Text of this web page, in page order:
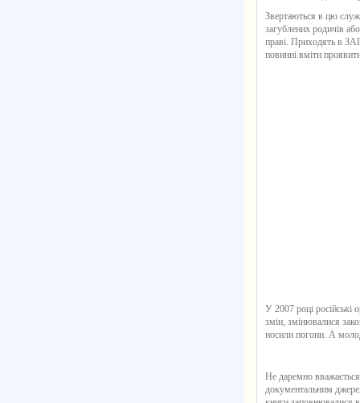
Звертаються в цю
загублених родичів
праві. Приходять в
повинні вміти
У 2007 році російські
змін, змінювалися
носили погони. А
Не даремно
документальним